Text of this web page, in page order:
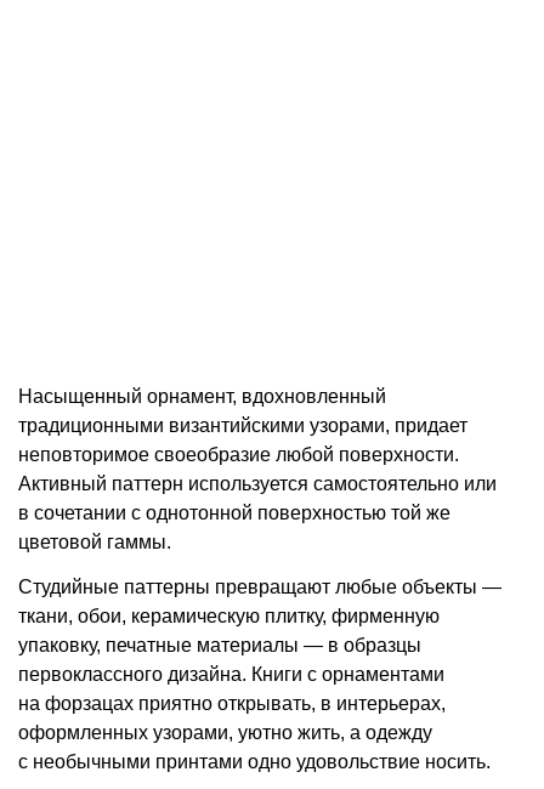
Насыщенный орнамент, вдохновленный
традиционными византийскими узорами, придает
неповторимое своеобразие любой поверхности.
Активный паттерн используется самостоятельно или
в сочетании с однотонной поверхностью той же
цветовой гаммы.
Студийные паттерны превращают любые объекты —
ткани, обои, керамическую плитку, фирменную
упаковку, печатные материалы — в образцы
первоклассного дизайна. Книги с орнаментами
на форзацах приятно открывать, в интерьерах,
оформленных узорами, уютно жить, а одежду
с необычными принтами одно удовольствие носить.